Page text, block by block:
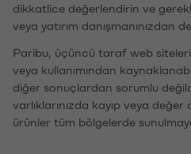
dikkatlice değerlendirin ve
veya yatırım danışmanınızdan
Paribu, üçüncü taraf web
veya kullanımından
diğer sonuçlardan sorumlu
varlıklarınızda kayıp veya
ürünler tüm bölgelerde